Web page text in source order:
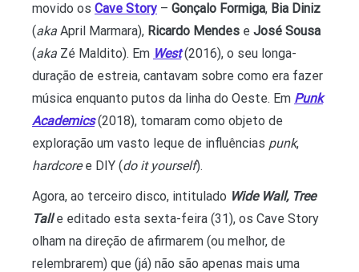
movido os Cave Story – Gonçalo Formiga, Bia Diniz
(aka April Marmara), Ricardo Mendes e José Sousa
(aka Zé Maldito). Em West(2016), o seu longa-
duração de estreia, cantavam sobre como era fazer
música enquanto putos da linha do Oeste. Em Punk
Academics(2018), tomaram como objeto de
exploração um vasto leque de influências punk,
hardcoree DIY (do it yourself).
Agora, ao terceiro disco, intitulado Wide Wall, Tree
Talle editado esta sexta-feira (31), os Cave Story
olham na direção de afirmarem (ou melhor, de
relembrarem) que (já) não são apenas mais uma